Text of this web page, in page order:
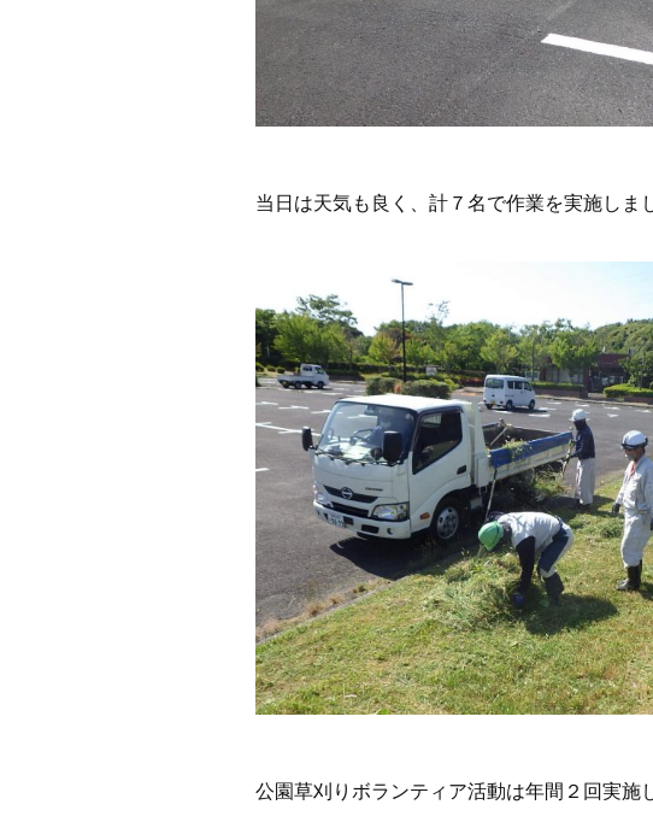
当日は天気も良く、計７名で作業を実施しま
公園草刈りボランティア活動は年間２回実施